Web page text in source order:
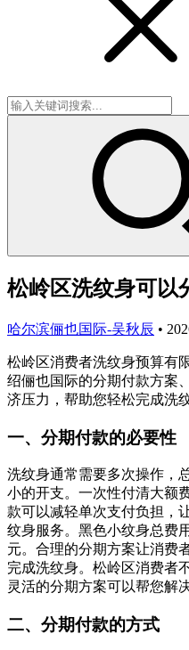
松岭区洗纹身可以
哈尔滨俪也国际-吴秋辰 •
松岭区消费者洗纹身预算有
绍俪也国际的分期付款方案
济压力，帮助您轻松完成洗纹
一、分期付款的必要性
洗纹身通常需要多次操作，
小的开支。一次性付清大额
款可以减轻单次支付负担，
纹身服务。黑色小纹身总费
元。合理的分期方案让消费
完成洗纹身。松岭区消费者
灵活的分期方案可以帮您解
二、分期付款的方式